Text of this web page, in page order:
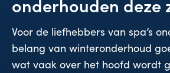
Voor de liefhebbers van spa’s
belang van winteronderhoud
wat vaak over het hoofd wordt